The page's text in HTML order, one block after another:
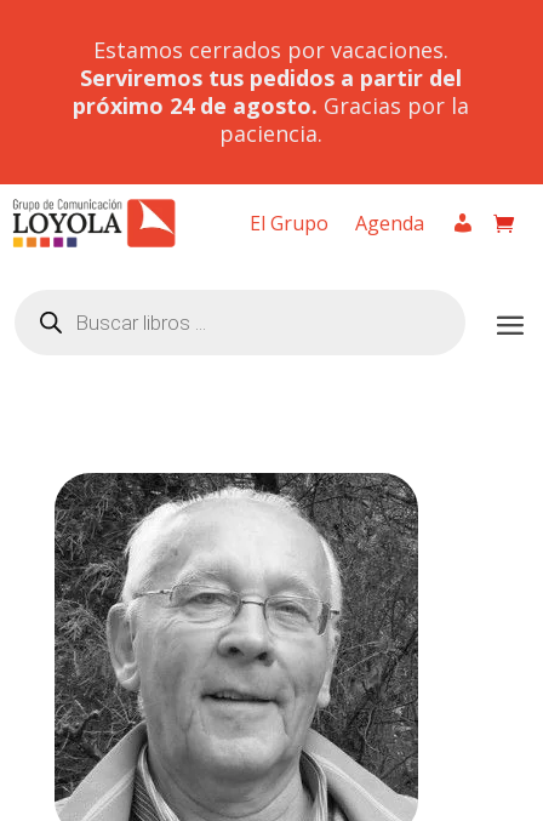
Estamos cerrados por vacaciones.
Serviremos tus pedidos a partir del
próximo 24 de agosto. Gracias por la
paciencia.
El Grupo Agenda
productos